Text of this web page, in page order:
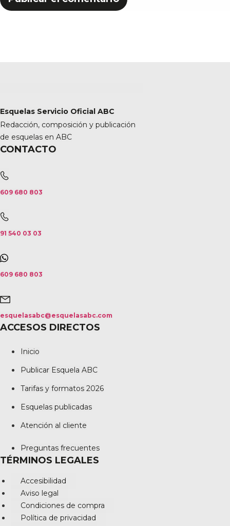
Esquelas Servicio Oficial ABC
Redacción, composición y publicación
de esquelas en ABC
CONTACTO
609 680 803
91 540 03 03
609 680 803
esquelasabc@esquelasabc.com
ACCESOS DIRECTOS
Inicio
Publicar Esquela ABC
Tarifas y formatos 2026
Esquelas publicadas
Atención al cliente
Preguntas frecuentes
TÉRMINOS LEGALES
Accesibilidad
Aviso legal
Condiciones de compra
Política de privacidad